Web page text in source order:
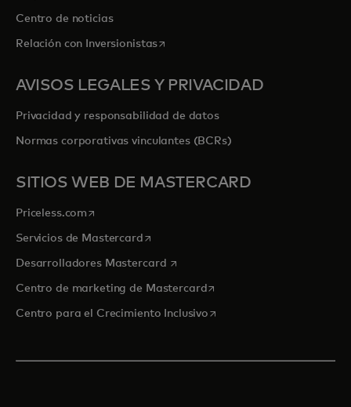
Centro de noticias
Relación con Inversionistasse abre en una pestaña nueva
AVISOS LEGALES Y PRIVACIDAD
Privacidad y responsabilidad de datos
Normas corporativas vinculantes (BCRs)
SITIOS WEB DE MASTERCARD
Priceless.com se abre en una pestaña nueva
Servicios de Mastercardse abre en una pestaña nueva
Desarrolladores Mastercard se abre en una pestaña nueva
Centro de marketing de Mastercardse abre en una pestaña
Centro para el Crecimiento Inclusivose abre en una pestaña